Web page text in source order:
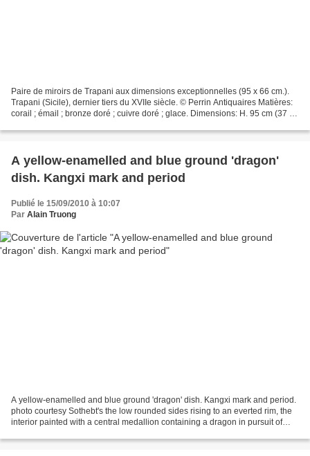
Paire de miroirs de Trapani aux dimensions exceptionnelles (95 x 66 cm.).
Trapani (Sicile), dernier tiers du XVIIe siècle. © Perrin Antiquaires Matières:
corail ; émail ; bronze doré ; cuivre doré ; glace. Dimensions: H. 95 cm (37 ½
A yellow-enamelled and blue ground 'dragon'
dish. Kangxi mark and period
Publié le 15/09/2010 à 10:07
Par Alain Truong
A yellow-enamelled and blue ground 'dragon' dish. Kangxi mark and period.
photo courtesy Sothebt's the low rounded sides rising to an everted rim, the
interior painted with a central medallion containing a dragon in pursuit of